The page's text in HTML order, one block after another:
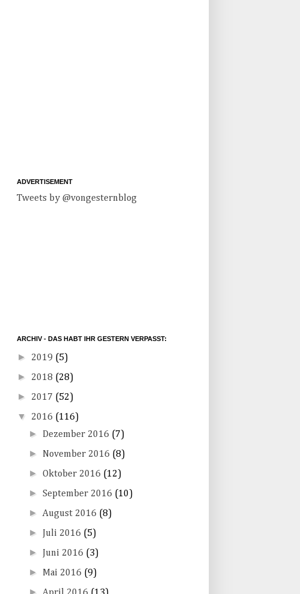
ADVERTISEMENT
Tweets by @vongesternblog
ARCHIV - DAS HABT IHR GESTERN VERPASST:
► 2019 (5)
► 2018 (28)
► 2017 (52)
▼ 2016 (116)
► Dezember 2016 (7)
► November 2016 (8)
►Oktober 2016 (12)
►September 2016 (10)
►August 2016 (8)
► Juli 2016 (5)
► Juni 2016 (3)
► Mai 2016 (9)
►